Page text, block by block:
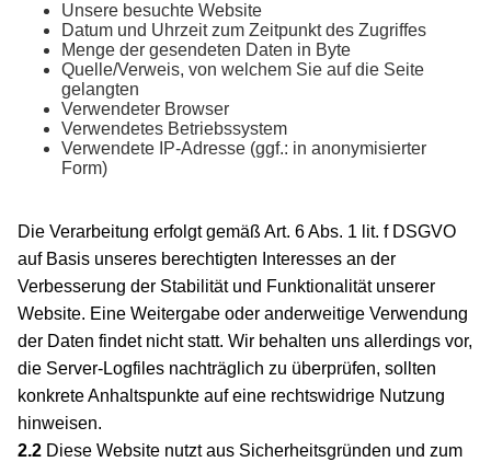
Unsere besuchte Website
Datum und Uhrzeit zum Zeitpunkt des Zugriffes
Menge der gesendeten Daten in Byte
Quelle/Verweis, von welchem Sie auf die Seite
gelangten
Verwendeter Browser
Verwendetes Betriebssystem
Verwendete IP-Adresse (ggf.: in anonymisierter
Form)
Die Verarbeitung erfolgt gemäß Art. 6 Abs. 1 lit. f DSGVO
auf Basis unseres berechtigten Interesses an der
Verbesserung der Stabilität und Funktionalität unserer
Website. Eine Weitergabe oder anderweitige Verwendung
der Daten findet nicht statt. Wir behalten uns allerdings vor,
die Server-Logfiles nachträglich zu überprüfen, sollten
konkrete Anhaltspunkte auf eine rechtswidrige Nutzung
hinweisen.
2.2 Diese Website nutzt aus Sicherheitsgründen und zum